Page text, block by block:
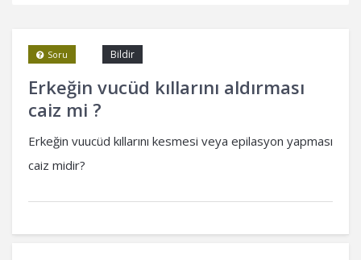
Erkeğin vucüd kıllarını aldırması
caiz mi ?
Bildir
Soru
Erkeğin vuucüd kıllarını kesmesi veya epilasyon yapması
caiz midir?